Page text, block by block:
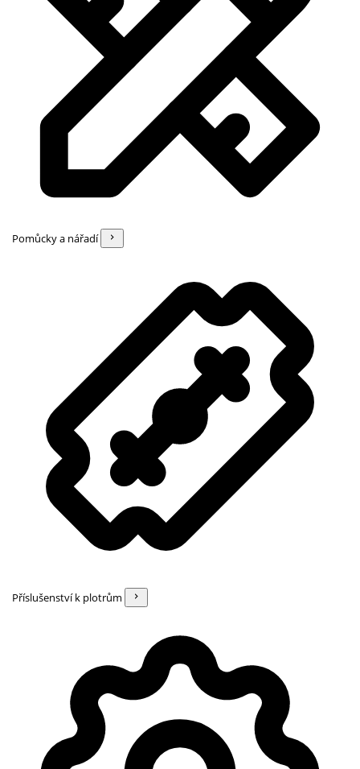
Pomůcky a nářadí
Příslušenství k plotrům